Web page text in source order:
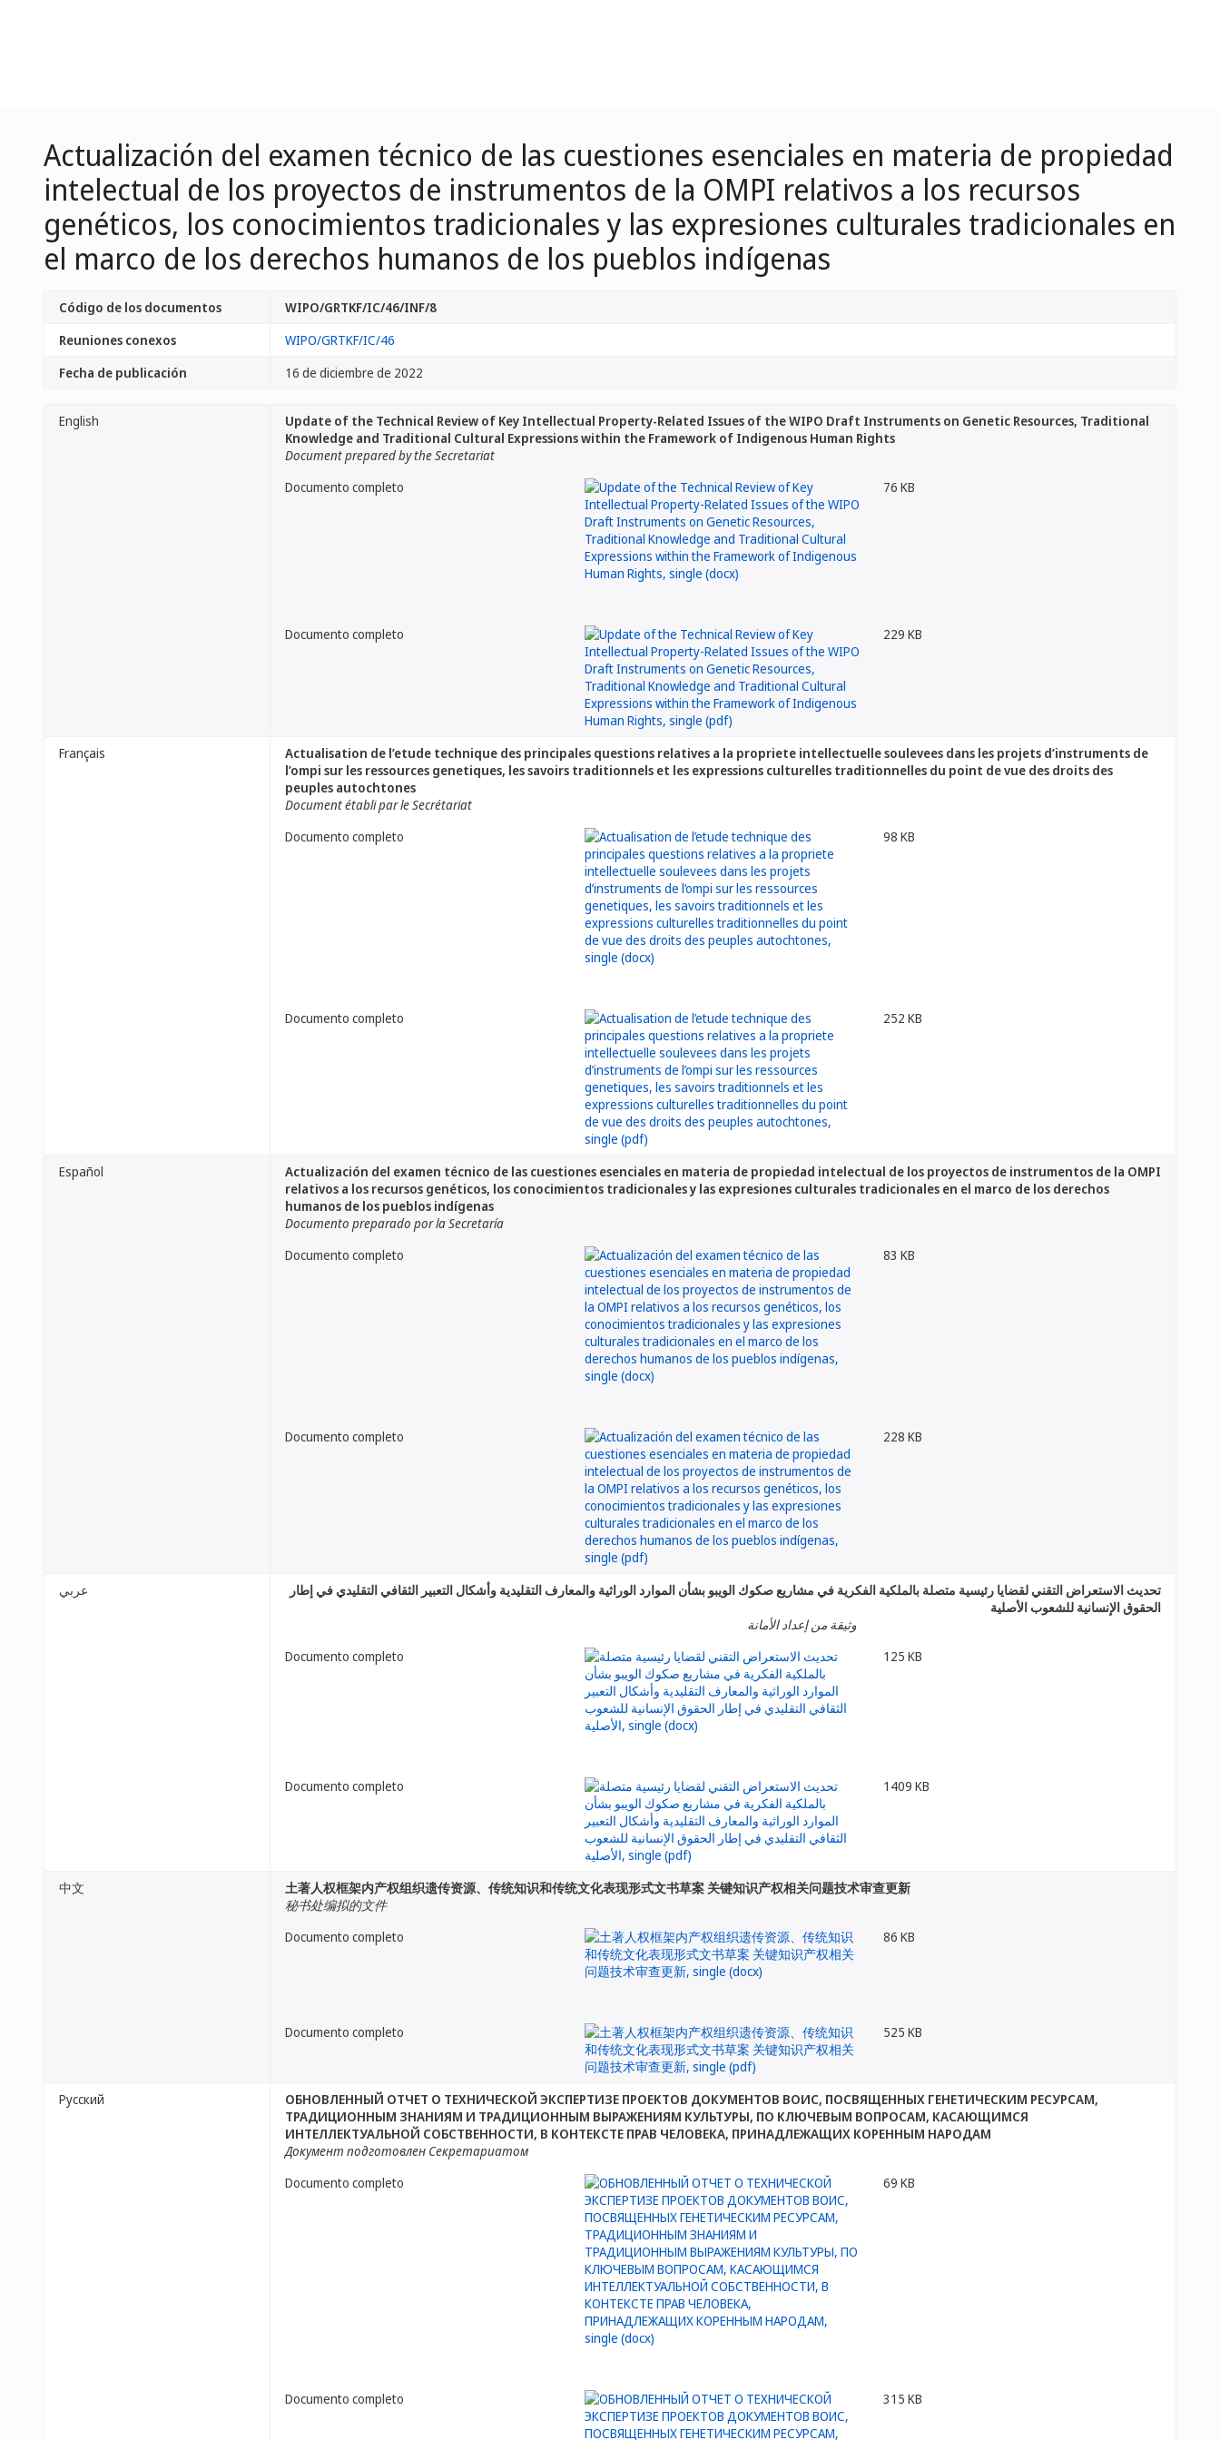
Actualización del examen técnico de las cuestiones esenciales en materia de propiedad
intelectual de los proyectos de instrumentos de la OMPI relativos a los recursos
genéticos, los conocimientos tradicionales y las expresiones culturales tradicionales en
el marco de los derechos humanos de los pueblos indígenas
Código de los documentos
WIPO/GRTKF/IC/46/INF/8
Reuniones conexos
WIPO/GRTKF/IC/46
Fecha de publicación
16 de diciembre de 2022
English
Update of the Technical Review of Key Intellectual Property-Related Issues of the WIPO Draft Instruments on Genetic Resources, Traditional
Knowledge and Traditional Cultural Expressions within the Framework of Indigenous Human Rights
Document prepared by the Secretariat
Documento completo
76 KB
Documento completo 229 KB
Français
Actualisation de l’etude technique des principales questions relatives a la propriete intellectuelle soulevees dans les projets d’instruments de
l’ompi sur les ressources genetiques, les savoirs traditionnels et les expressions culturelles traditionnelles du point de vue des droits des
peuples autochtones
Document établi par le Secrétariat
Documento completo
98 KB
Documento completo 252 KB
Español
Actualización del examen técnico de las cuestiones esenciales en materia de propiedad intelectual de los proyectos de instrumentos de la OMPI
relativos a los recursos genéticos, los conocimientos tradicionales y las expresiones culturales tradicionales en el marco de los derechos
humanos de los pueblos indígenas
Documento preparado por la Secretaría
Documento completo
83 KB
Documento completo 228 KB
عربي
تحديث الاستعراض التقني لقضايا رئيسية متصلة بالملكية الفكرية في مشاريع صكوك الويبو بشأن الموارد الوراثية والمعارف التقليدية وأشكال التعبير الثقافي التقليدي في إطار
الحقوق الإنسانية للشعوب الأصلية
وثيقة من إعداد الأمانة
Documento completo
125 KB
Documento completo 1409 KB
中文
土著人权框架内产权组织遗传资源、传统知识和传统文化表现形式文书草案 关键知识产权相关问题技术审查更新
秘书处编拟的文件
Documento completo
86 KB
Documento completo 525 KB
Русский
ОБНОВЛЕННЫЙ ОТЧЕТ О ТЕХНИЧЕСКОЙ ЭКСПЕРТИЗЕ ПРОЕКТОВ ДОКУМЕНТОВ ВОИС, ПОСВЯЩЕННЫХ ГЕНЕТИЧЕСКИМ РЕСУРСАМ,
ТРАДИЦИОННЫМ ЗНАНИЯМ И ТРАДИЦИОННЫМ ВЫРАЖЕНИЯМ КУЛЬТУРЫ, ПО КЛЮЧЕВЫМ ВОПРОСАМ, КАСАЮЩИМСЯ
ИНТЕЛЛЕКТУАЛЬНОЙ СОБСТВЕННОСТИ, В КОНТЕКСТЕ ПРАВ ЧЕЛОВЕКА, ПРИНАДЛЕЖАЩИХ КОРЕННЫМ НАРОДАМ
Документ подготовлен Секретариатом
Documento completo
69 KB
Documento completo 315 KB